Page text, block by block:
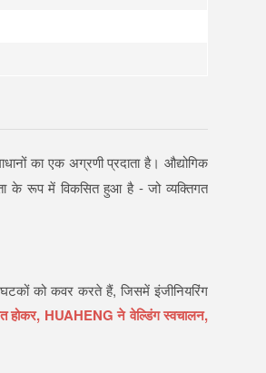
का एक अग्रणी प्रदाता है। औद्योगिक
के रूप में विकसित हुआ है - जो व्यक्तिगत
को कवर करते हैं, जिसमें इंजीनियरिंग
होकर, HUAHENG ने वेल्डिंग स्वचालन,